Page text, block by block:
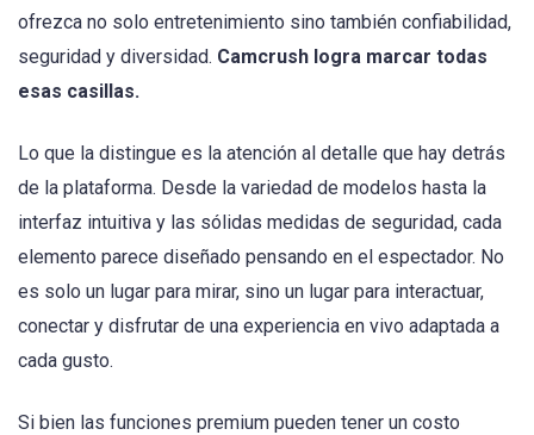
ofrezca no solo entretenimiento sino también confiabilidad,
seguridad y diversidad. Camcrush logra marcar todas
esas casillas.
Lo que la distingue es la atención al detalle que hay detrás
de la plataforma. Desde la variedad de modelos hasta la
interfaz intuitiva y las sólidas medidas de seguridad, cada
elemento parece diseñado pensando en el espectador. No
es solo un lugar para mirar, sino un lugar para interactuar,
conectar y disfrutar de una experiencia en vivo adaptada a
cada gusto.
Si bien las funciones premium pueden tener un costo